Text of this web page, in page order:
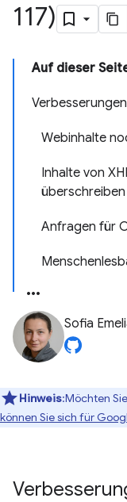
117)
Auf dieser
Webinhalte
Inhalte von
überschreiben
Anfragen für
Sofia
Hinweis:Möchten
können Sie sich für